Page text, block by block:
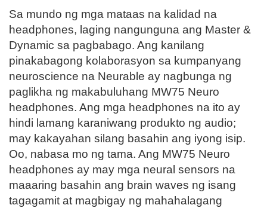
Sa mundo ng mga mataas na kalidad na
headphones, laging nangunguna ang Master &
Dynamic sa pagbabago. Ang kanilang
pinakabagong kolaborasyon sa kumpanyang
neuroscience na Neurable ay nagbunga ng
paglikha ng makabuluhang MW75 Neuro
headphones. Ang mga headphones na ito ay
hindi lamang karaniwang produkto ng audio;
may kakayahan silang basahin ang iyong isip.
Oo, nabasa mo ng tama. Ang MW75 Neuro
headphones ay may mga neural sensors na
maaaring basahin ang brain waves ng isang
tagagamit at magbigay ng mahahalagang